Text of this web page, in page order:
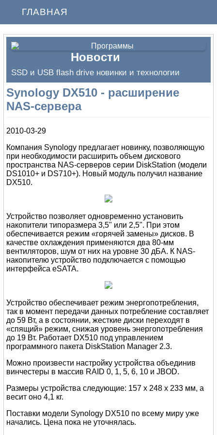
ГЛАВНАЯ
Новости
SSD и USB flash drive новинки и технологии
Synology DX510 - расширение
NAS-сервера
2010-03-29
Компания Synology предлагает новинку, позволяющую
при необходимости расширить объем дискового
пространства NAS-серверов серии DiskStation (модели
DS1010+ и DS710+). Новый модуль получил название
DX510.
Устройство позволяет одновременно установить
накопители типоразмера 3,5" или 2,5". При этом
обеспечивается режим «горячей замены» дисков. В
качестве охлаждения применяются два 80-мм
вентиляторов, шум от них на уровне 30 дБА. К NAS-
накопителю устройство подключается с помощью
интерфейса eSATA.
Устройство обеспечивает режим энергопотребления,
так в момент передачи данных потребление составляет
до 59 Вт, а в состоянии, жесткие диски переходят в
«спящий» режим, снижая уровень энергопотребления
до 19 Вт. Работает DX510 под управлением
программного пакета DiskStation Manager 2.3.
Можно произвести настройку устройства объединив
винчестеры в массив RAID 0, 1, 5, 6, 10 и JBOD.
Размеры устройства следующие: 157 х 248 х 233 мм, а
весит оно 4,1 кг.
Поставки модели Synology DX510 по всему миру уже
начались. Цена пока не уточнялась.